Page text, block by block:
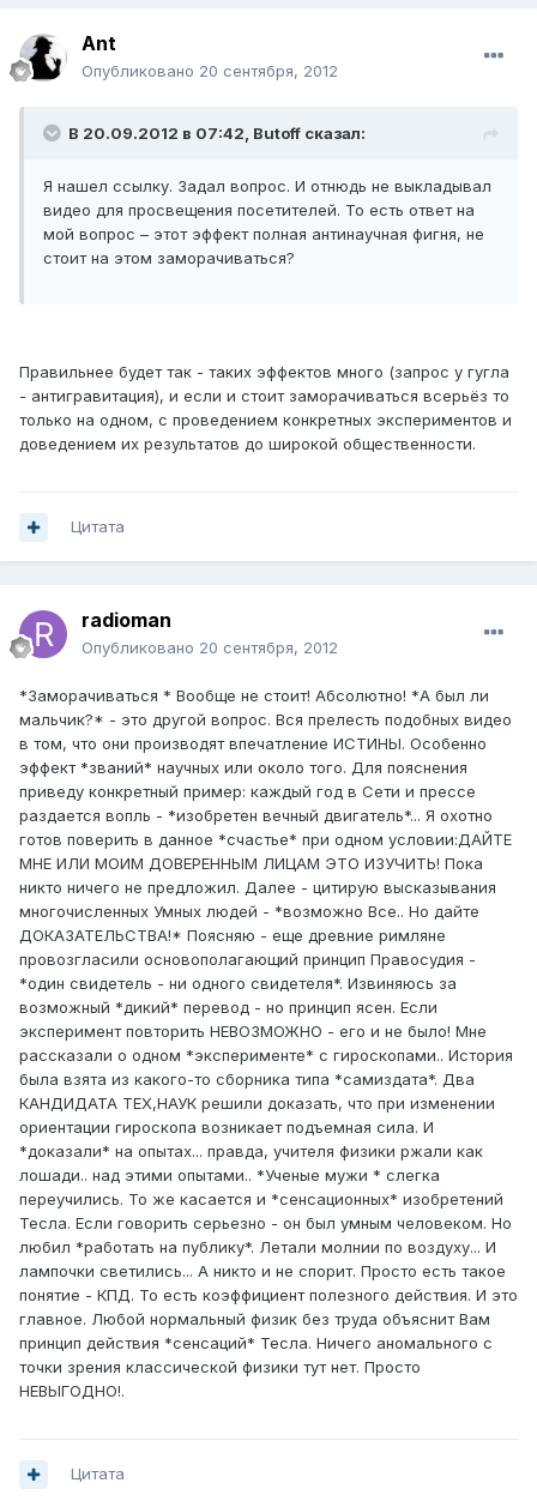
Ant
Опубликовано 20 сентября, 2012
В 20.09.2012 в 07:42, Butoff сказал:
Я нашел ссылку. Задал вопрос. И отнюдь не выкладывал
видео для просвещения посетителей. То есть ответ на
мой вопрос – этот эффект полная антинаучная фигня, не
стоит на этом заморачиваться?
Правильнее будет так - таких эффектов много (запрос у гугла
- антигравитация), и если и стоит заморачиваться всерьёз то
только на одном, с проведением конкретных экспериментов и
доведением их результатов до широкой общественности.
Цитата
radioman
Опубликовано 20 сентября, 2012
*Заморачиваться * Вообще не стоит! Абсолютно! *А был ли
мальчик?* - это другой вопрос. Вся прелесть подобных видео
в том, что они производят впечатление ИСТИНЫ. Особенно
эффект *званий* научных или около того. Для пояснения
приведу конкретный пример: каждый год в Сети и прессе
раздается вопль - *изобретен вечный двигатель*... Я охотно
готов поверить в данное *счастье* при одном условии:ДАЙТЕ
МНЕ ИЛИ МОИМ ДОВЕРЕННЫМ ЛИЦАМ ЭТО ИЗУЧИТЬ! Пока
никто ничего не предложил. Далее - цитирую высказывания
многочисленных Умных людей - *возможно Все.. Но дайте
ДОКАЗАТЕЛЬСТВА!* Поясняю - еще древние римляне
провозгласили основополагающий принцип Правосудия -
*один свидетель - ни одного свидетеля*. Извиняюсь за
возможный *дикий* перевод - но принцип ясен. Если
эксперимент повторить НЕВОЗМОЖНО - его и не было! Мне
рассказали о одном *эксперименте* с гироскопами.. История
была взята из какого-то сборника типа *самиздата*. Два
КАНДИДАТА ТЕХ,НАУК решили доказать, что при изменении
ориентации гироскопа возникает подъемная сила. И
*доказали* на опытах... правда, учителя физики ржали как
лошади.. над этими опытами.. *Ученые мужи * слегка
переучились. То же касается и *сенсационных* изобретений
Тесла. Если говорить серьезно - он был умным человеком. Но
любил *работать на публику*. Летали молнии по воздуху... И
лампочки светились... А никто и не спорит. Просто есть такое
понятие - КПД. То есть коэффициент полезного действия. И это
главное. Любой нормальный физик без труда объяснит Вам
принцип действия *сенсаций* Тесла. Ничего аномального с
точки зрения классической физики тут нет. Просто
НЕВЫГОДНО!.
Цитата